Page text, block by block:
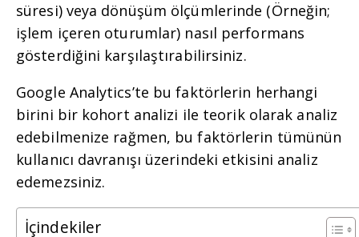
süresi) veya dönüşüm ölçümlerinde (Örneğin;
işlem içeren oturumlar) nasıl performans
gösterdiğini karşılaştırabilirsiniz.
Google Analytics’te bu faktörlerin herhangi
birini bir kohort analizi ile teorik olarak analiz
edebilmenize rağmen, bu faktörlerin tümünün
kullanıcı davranışı üzerindeki etkisini analiz
edemezsiniz.
İçindekiler